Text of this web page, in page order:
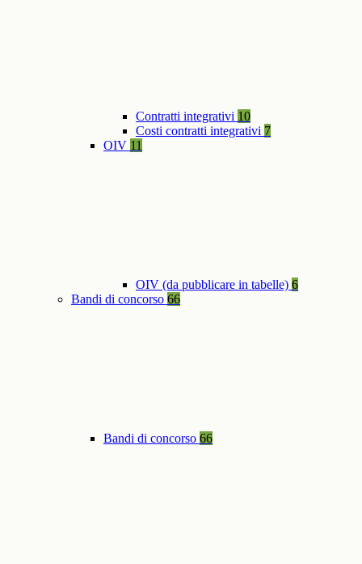
Contratti integrativi 10
Costi contratti integrativi 7
OIV 11
OIV (da pubblicare in tabelle) 6
Bandi di concorso 66
Bandi di concorso 66